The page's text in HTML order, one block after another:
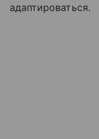
адаптироваться.